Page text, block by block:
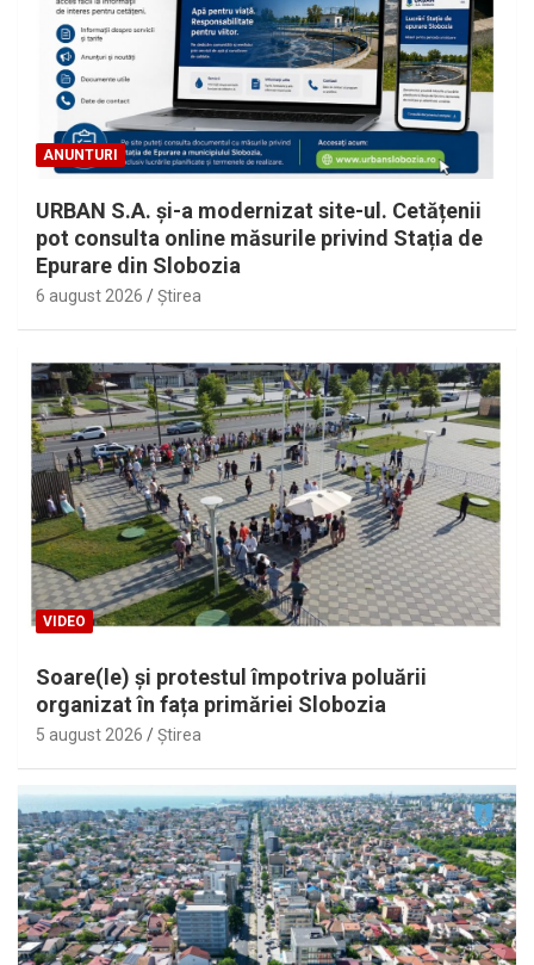
ANUNTURI
URBAN S.A. și-a modernizat site-ul. Cetățenii
pot consulta online măsurile privind Stația de
Epurare din Slobozia
6 august 2026 Ştirea
VIDEO
Soare(le) și protestul împotriva poluării
organizat în fața primăriei Slobozia
5 august 2026 Ştirea